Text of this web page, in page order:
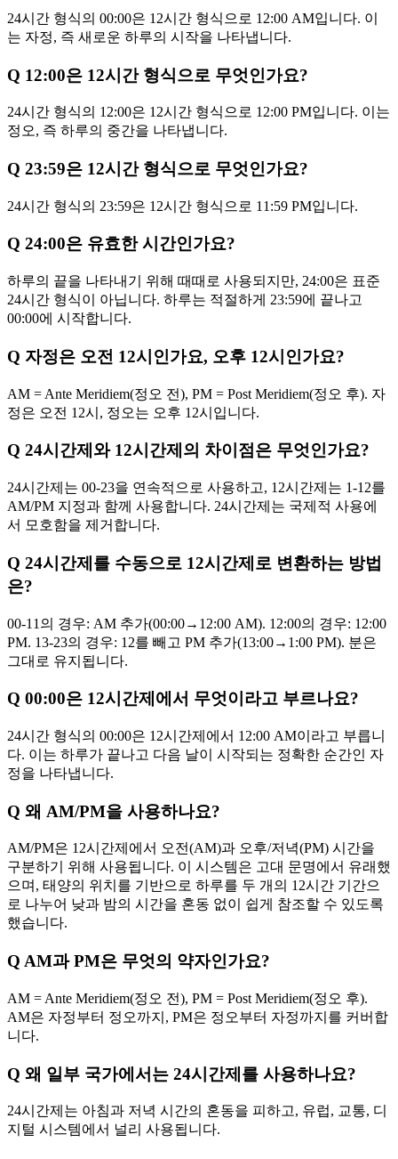
24시간 형식의 00:00은 12시간 형식으로 12:00 AM입니다. 이
는 자정, 즉 새로운 하루의 시작을 나타냅니다.
Q 12:00은 12시간 형식으로 무엇인가요?
24시간 형식의 12:00은 12시간 형식으로 12:00 PM입니다. 이는
정오, 즉 하루의 중간을 나타냅니다.
Q 23:59은 12시간 형식으로 무엇인가요?
24시간 형식의 23:59은 12시간 형식으로 11:59 PM입니다.
Q 24:00은 유효한 시간인가요?
하루의 끝을 나타내기 위해 때때로 사용되지만, 24:00은 표준
24시간 형식이 아닙니다. 하루는 적절하게 23:59에 끝나고
00:00에 시작합니다.
Q 자정은 오전 12시인가요, 오후 12시인가요?
AM = Ante Meridiem(정오 전), PM = Post Meridiem(정오 후). 자
정은 오전 12시, 정오는 오후 12시입니다.
Q 24시간제와 12시간제의 차이점은 무엇인가요?
24시간제는 00-23을 연속적으로 사용하고, 12시간제는 1-12를
AM/PM 지정과 함께 사용합니다. 24시간제는 국제적 사용에
서 모호함을 제거합니다.
Q 24시간제를 수동으로 12시간제로 변환하는 방법
은?
00-11의 경우: AM 추가(00:00→12:00 AM). 12:00의 경우: 12:00
PM. 13-23의 경우: 12를 빼고 PM 추가(13:00→1:00 PM). 분은
그대로 유지됩니다.
Q 00:00은 12시간제에서 무엇이라고 부르나요?
24시간 형식의 00:00은 12시간제에서 12:00 AM이라고 부릅니
다. 이는 하루가 끝나고 다음 날이 시작되는 정확한 순간인 자
정을 나타냅니다.
Q 왜 AM/PM을 사용하나요?
AM/PM은 12시간제에서 오전(AM)과 오후/저녁(PM) 시간을
구분하기 위해 사용됩니다. 이 시스템은 고대 문명에서 유래했
으며, 태양의 위치를 기반으로 하루를 두 개의 12시간 기간으
로 나누어 낮과 밤의 시간을 혼동 없이 쉽게 참조할 수 있도록
했습니다.
Q AM과 PM은 무엇의 약자인가요?
AM = Ante Meridiem(정오 전), PM = Post Meridiem(정오 후).
AM은 자정부터 정오까지, PM은 정오부터 자정까지를 커버합
니다.
Q 왜 일부 국가에서는 24시간제를 사용하나요?
24시간제는 아침과 저녁 시간의 혼동을 피하고, 유럽, 교통, 디
지털 시스템에서 널리 사용됩니다.